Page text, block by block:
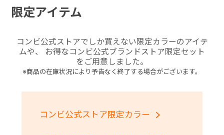
限定アイテム
コンビ公式ストアでしか買えない限定カラーのアイテ
ムや、
お得なコンビ公式ブランドストア限定セット
をご用意しました。
※商品の在庫状況により予告なく終了する場合がございます。
コンビ公式ストア限定カラー